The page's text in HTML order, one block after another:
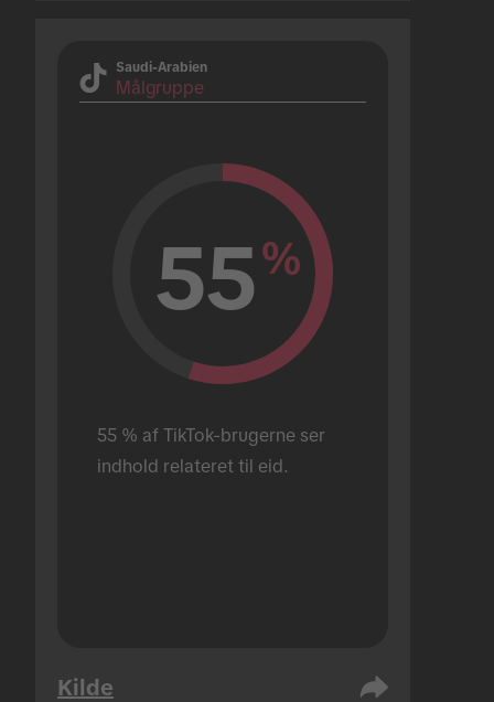
Saudi-Arabien
Målgruppe
55%
55 % af TikTok-brugerne ser
indhold relateret til eid.
Kilde